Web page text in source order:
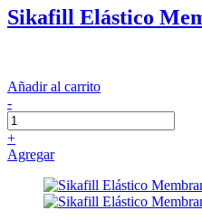
Sikafill Elástico
Añadir al carrito
-
+
Agregar